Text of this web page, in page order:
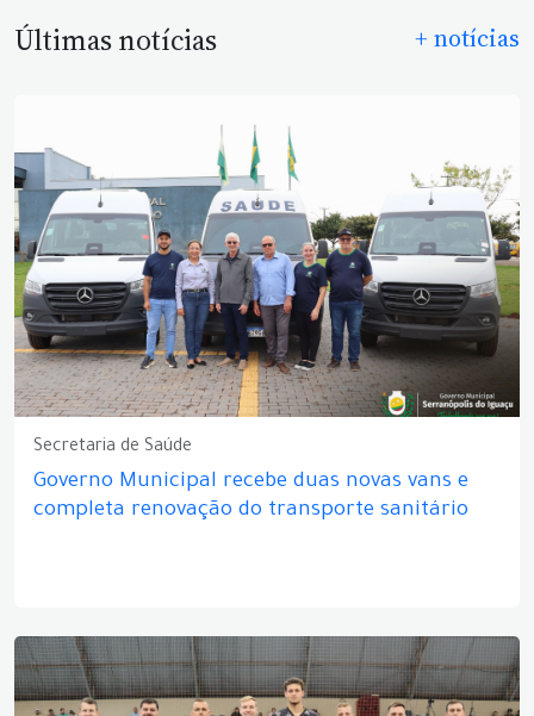
Últimas notícias + notícias
Secretaria de Saúde
Governo Municipal recebe duas novas vans e
completa renovação do transporte sanitário